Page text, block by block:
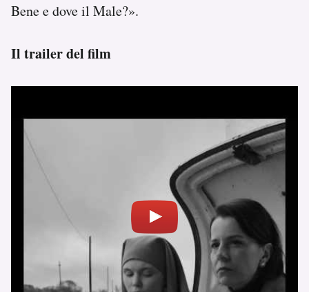
Bene e dove il Male?».
Il trailer del film